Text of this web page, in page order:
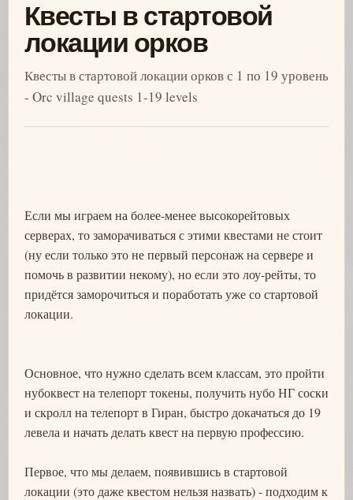
Квесты в стартовой
локации орков
Квесты в стартовой локации орков с 1 по 19 уровень
- Orc village quests 1-19 levels
Если мы играем на более-менее высокорейтовых
серверах, то заморачиваться с этими квестами не стоит
(ну если только это не первый персонаж на сервере и
помочь в развитии некому), но если это лоу-рейты, то
придётся заморочиться и поработать уже со стартовой
локации.
Основное, что нужно сделать всем классам, это пройти
нубоквест на телепорт токены, получить нубо НГ соски
и скролл на телепорт в Гиран, быстро докачаться до 19
левела и начать делать квест на первую профессию.
Первое, что мы делаем, появившись в стартовой
локации (это даже квестом нельзя назвать) - подходим к